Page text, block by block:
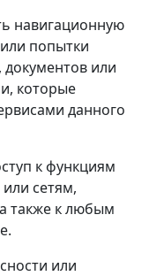
навигационную
попытки
или
которые
данного
к функциям
сетям,
также к любым
или